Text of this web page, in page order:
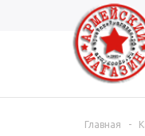
Главная -